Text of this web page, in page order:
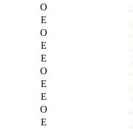
O
E
O
E
E
O
E
E
O
E